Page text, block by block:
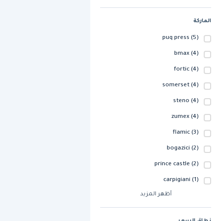
الماركة
puq press (5)
bmax (4)
fortic (4)
somerset (4)
steno (4)
zumex (4)
flamic (3)
bogazici (2)
prince castle (2)
carpigiani (1)
أظهر المزيد